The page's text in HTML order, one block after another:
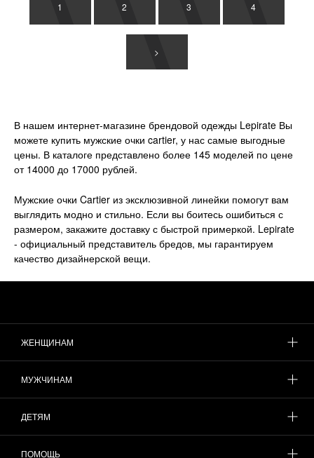
1 2 3 4
>
В нашем интернет-магазине брендовой одежды Lepirate Вы
можете купить мужские очки cartier, у нас самые выгодные
цены. В каталоге представлено более 145 моделей по цене
от 14000 до 17000 рублей.
Мужские очки Cartier из эксклюзивной линейки помогут вам
выглядить модно и стильно. Если вы боитесь ошибиться с
размером, закажите доставку с быстрой примеркой. Lepirate
- официальный представитель бредов, мы гарантируем
качество дизайнерской вещи.
ЖЕНЩИНАМ
МУЖЧИНАМ
ДЕТЯМ
ПОМОЩЬ